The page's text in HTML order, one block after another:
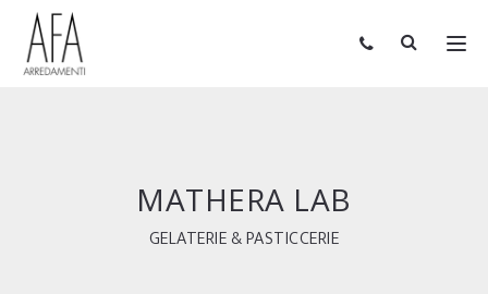
MATHERA LAB
GELATERIE & PASTICCERIE